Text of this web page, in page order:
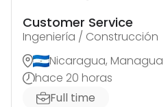
Customer Service
Ingeniería / Construcción
Nicaragua, Managua
hace 20 horas
Full time